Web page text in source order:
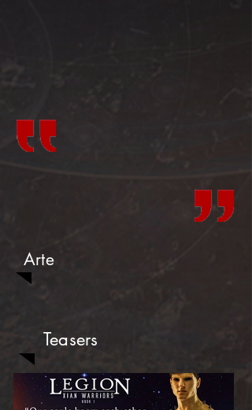
Arte
Teasers